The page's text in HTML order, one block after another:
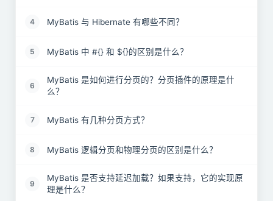
4 MyBatis 与 Hibernate 有哪些不同？
5 MyBatis 中 #{} 和 ${}的区别是什么？
6
MyBatis 是如何进行分页的？分页插件的原理是什
么？
7 MyBatis 有几种分页方式？
8 MyBatis 逻辑分页和物理分页的区别是什么？
9
MyBatis 是否支持延迟加载？如果支持，它的实现原
理是什么？